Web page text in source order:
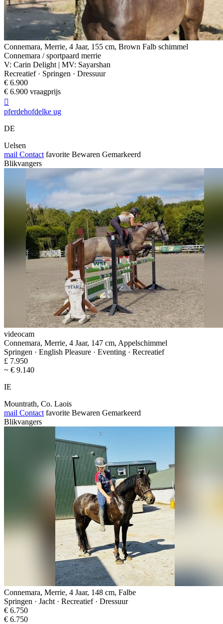
Connemara, Merrie, 4 Jaar, 155 cm, Brown Falb schimmel
Connemara / sportpaard merrie
V: Carin Delight | MV: Sayarshan
Recreatief · Springen · Dressuur
€ 6.900
€ 6.900 vraagprijs

pferdehofdelke ug
DE
Uelsen
mail Contact favorite Bewaren Gemarkeerd
Blikvangers
videocam
Connemara, Merrie, 4 Jaar, 147 cm, Appelschimmel
Springen · English Pleasure · Eventing · Recreatief
£ 7.950
~ € 9.140
IE
Mountrath, Co. Laois
mail Contact favorite Bewaren Gemarkeerd
Blikvangers
Connemara, Merrie, 4 Jaar, 148 cm, Falbe
Springen · Jacht · Recreatief · Dressuur
€ 6.750
€ 6.750